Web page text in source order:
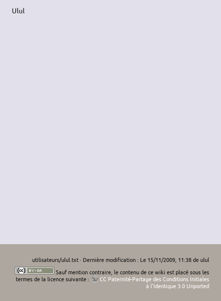
Ulul
utilisateurs/ulul.txt· Dernière modification : Le 15/11/2009, 11:38 deulul
Sauf mention contraire, le contenu de ce wiki est placé sous les
termes de la licence suivante :
CC Paternité-Partage des Conditions Initiales
à l'Identique 3.0 Unported